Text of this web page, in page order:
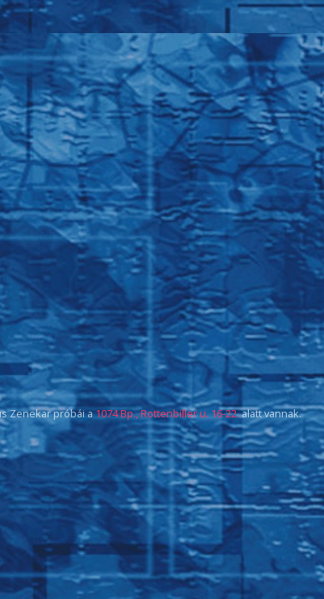
Zenekar próbái a1074 Bp., Rottenbiller u. 16-22.alatt vannak.